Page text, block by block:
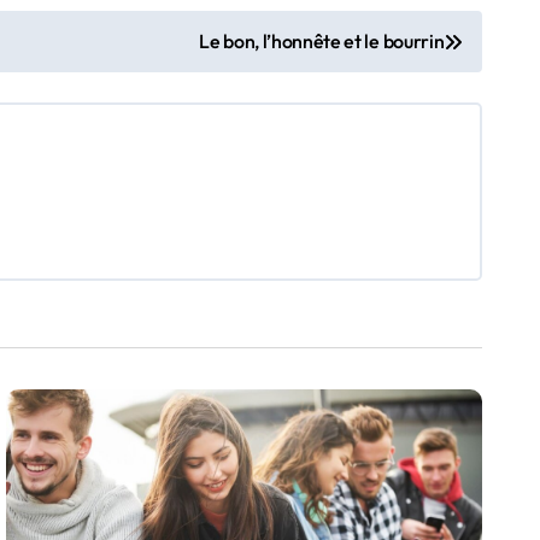
Le bon, l’honnête et le bourrin